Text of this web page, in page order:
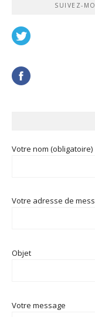
SUIVEZ-
Votre nom (obligatoire)
Votre adresse de
Objet
Votre message